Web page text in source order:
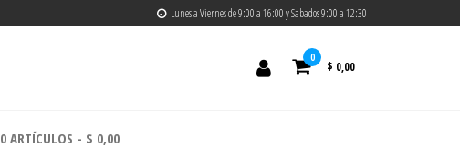
Lunes a Viernes de 9:00 a 16:00 y Sabados 9:00 a 12:30
0
$ 0,00
0 ARTÍCULOS $ 0,00